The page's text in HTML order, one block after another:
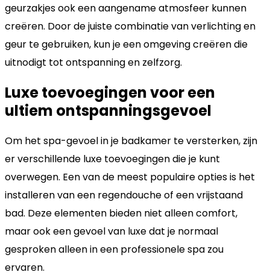
geurzakjes ook een aangename atmosfeer kunnen
creëren. Door de juiste combinatie van verlichting en
geur te gebruiken, kun je een omgeving creëren die
uitnodigt tot ontspanning en zelfzorg.
Luxe toevoegingen voor een
ultiem ontspanningsgevoel
Om het spa-gevoel in je badkamer te versterken, zijn
er verschillende luxe toevoegingen die je kunt
overwegen. Een van de meest populaire opties is het
installeren van een regendouche of een vrijstaand
bad. Deze elementen bieden niet alleen comfort,
maar ook een gevoel van luxe dat je normaal
gesproken alleen in een professionele spa zou
ervaren.